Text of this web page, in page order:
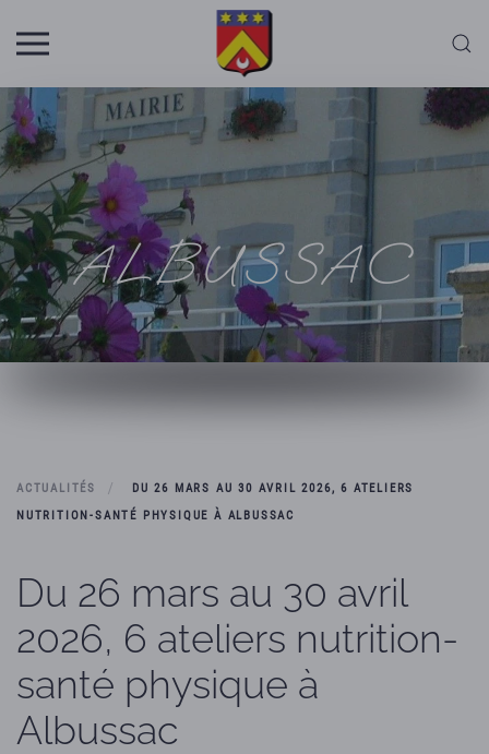
Skip to main content
ALBUSSAC
ACTUALITÉS
DU 26 MARS AU 30 AVRIL 2026, 6 ATELIERS
NUTRITION-SANTÉ PHYSIQUE À ALBUSSAC
Du 26 mars au 30 avril
2026, 6 ateliers nutrition-
santé physique à
Albussac